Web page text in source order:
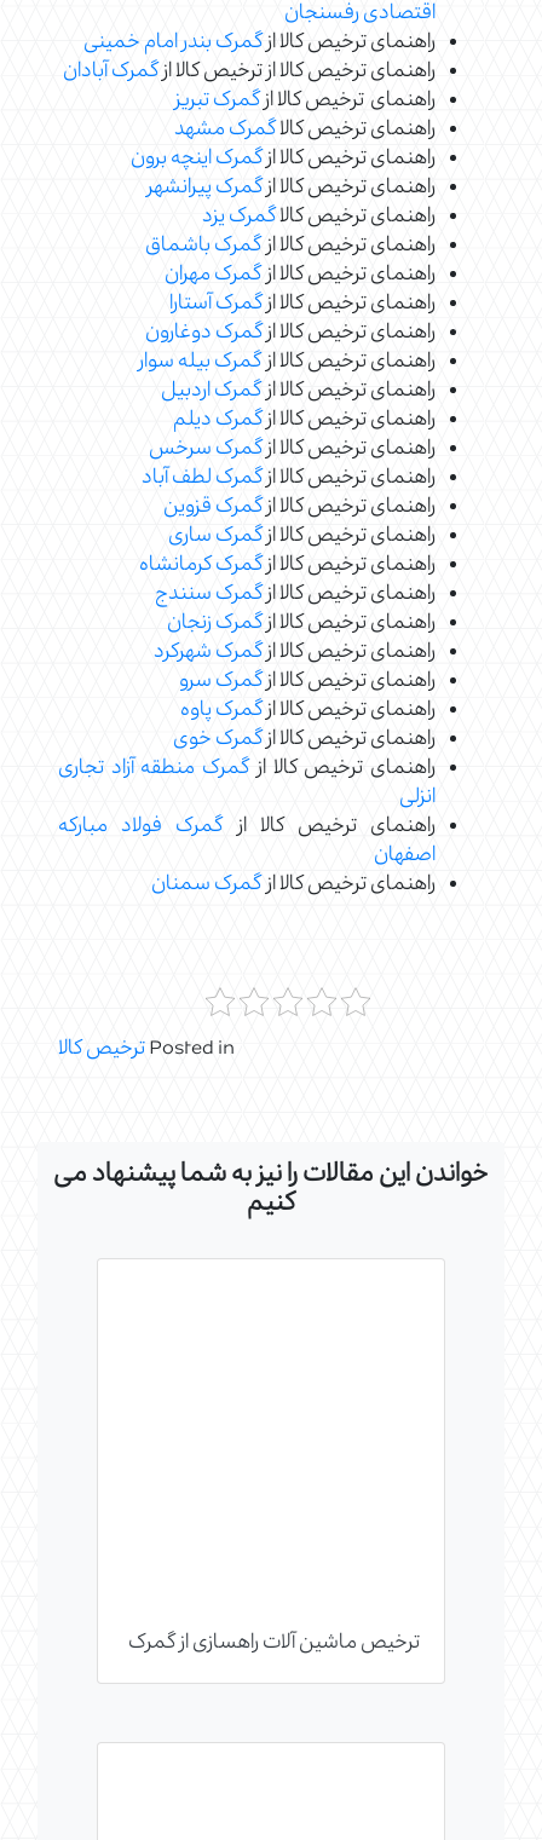
اقتصادی رفسنجان
راهنمای ترخیص کالا ازگمرک بندر امام خمینی
راهنمای ترخیص کالا از ترخیص کالا ازگمرک آبادان
راهنمای ترخیص کالا ازگمرک تبریز
راهنمای ترخیص کالاگمرک مشهد
راهنمای ترخیص کالا ازگمرک اینچه برون
راهنمای ترخیص کالا ازگمرک پیرانشهر
راهنمای ترخیص کالاگمرک یزد
راهنمای ترخیص کالا ازگمرک باشماق
راهنمای ترخیص کالا ازگمرک مهران
راهنمای ترخیص کالا ازگمرک آستارا
راهنمای ترخیص کالا ازگمرک دوغارون
راهنمای ترخیص کالا ازگمرک بیله سوار
راهنمای ترخیص کالا ازگمرک اردبیل
راهنمای ترخیص کالا ازگمرک دیلم
راهنمای ترخیص کالا ازگمرک سرخس
راهنمای ترخیص کالا ازگمرک لطف آباد
راهنمای ترخیص کالا ازگمرک قزوین
راهنمای ترخیص کالا ازگمرک ساری
راهنمای ترخیص کالا ازگمرک کرمانشاه
راهنمای ترخیص کالا ازگمرک سنندج
راهنمای ترخیص کالا ازگمرک زنجان
راهنمای ترخیص کالا ازگمرک شهرکرد
راهنمای ترخیص کالا ازگمرک سرو
راهنمای ترخیص کالا ازگمرک پاوه
راهنمای ترخیص کالا ازگمرک خوی
راهنمای ترخیص کالا ازگمرک منطقه آزاد تجاری
انزلی
راهنمای ترخیص کالا ازگمرک فولاد مبارکه
اصفهان
راهنمای ترخیص کالا ازگمرک سمنان
Posted inترخیص کالا
خواندن این مقالات را نیز به شما پیشنهاد می
کنیم
ترخیص ماشین آلات راهسازی از گمرک